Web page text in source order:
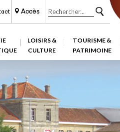
Accès
LOISIRS &
CULTURE
TOURISME &
PATRIMOINE